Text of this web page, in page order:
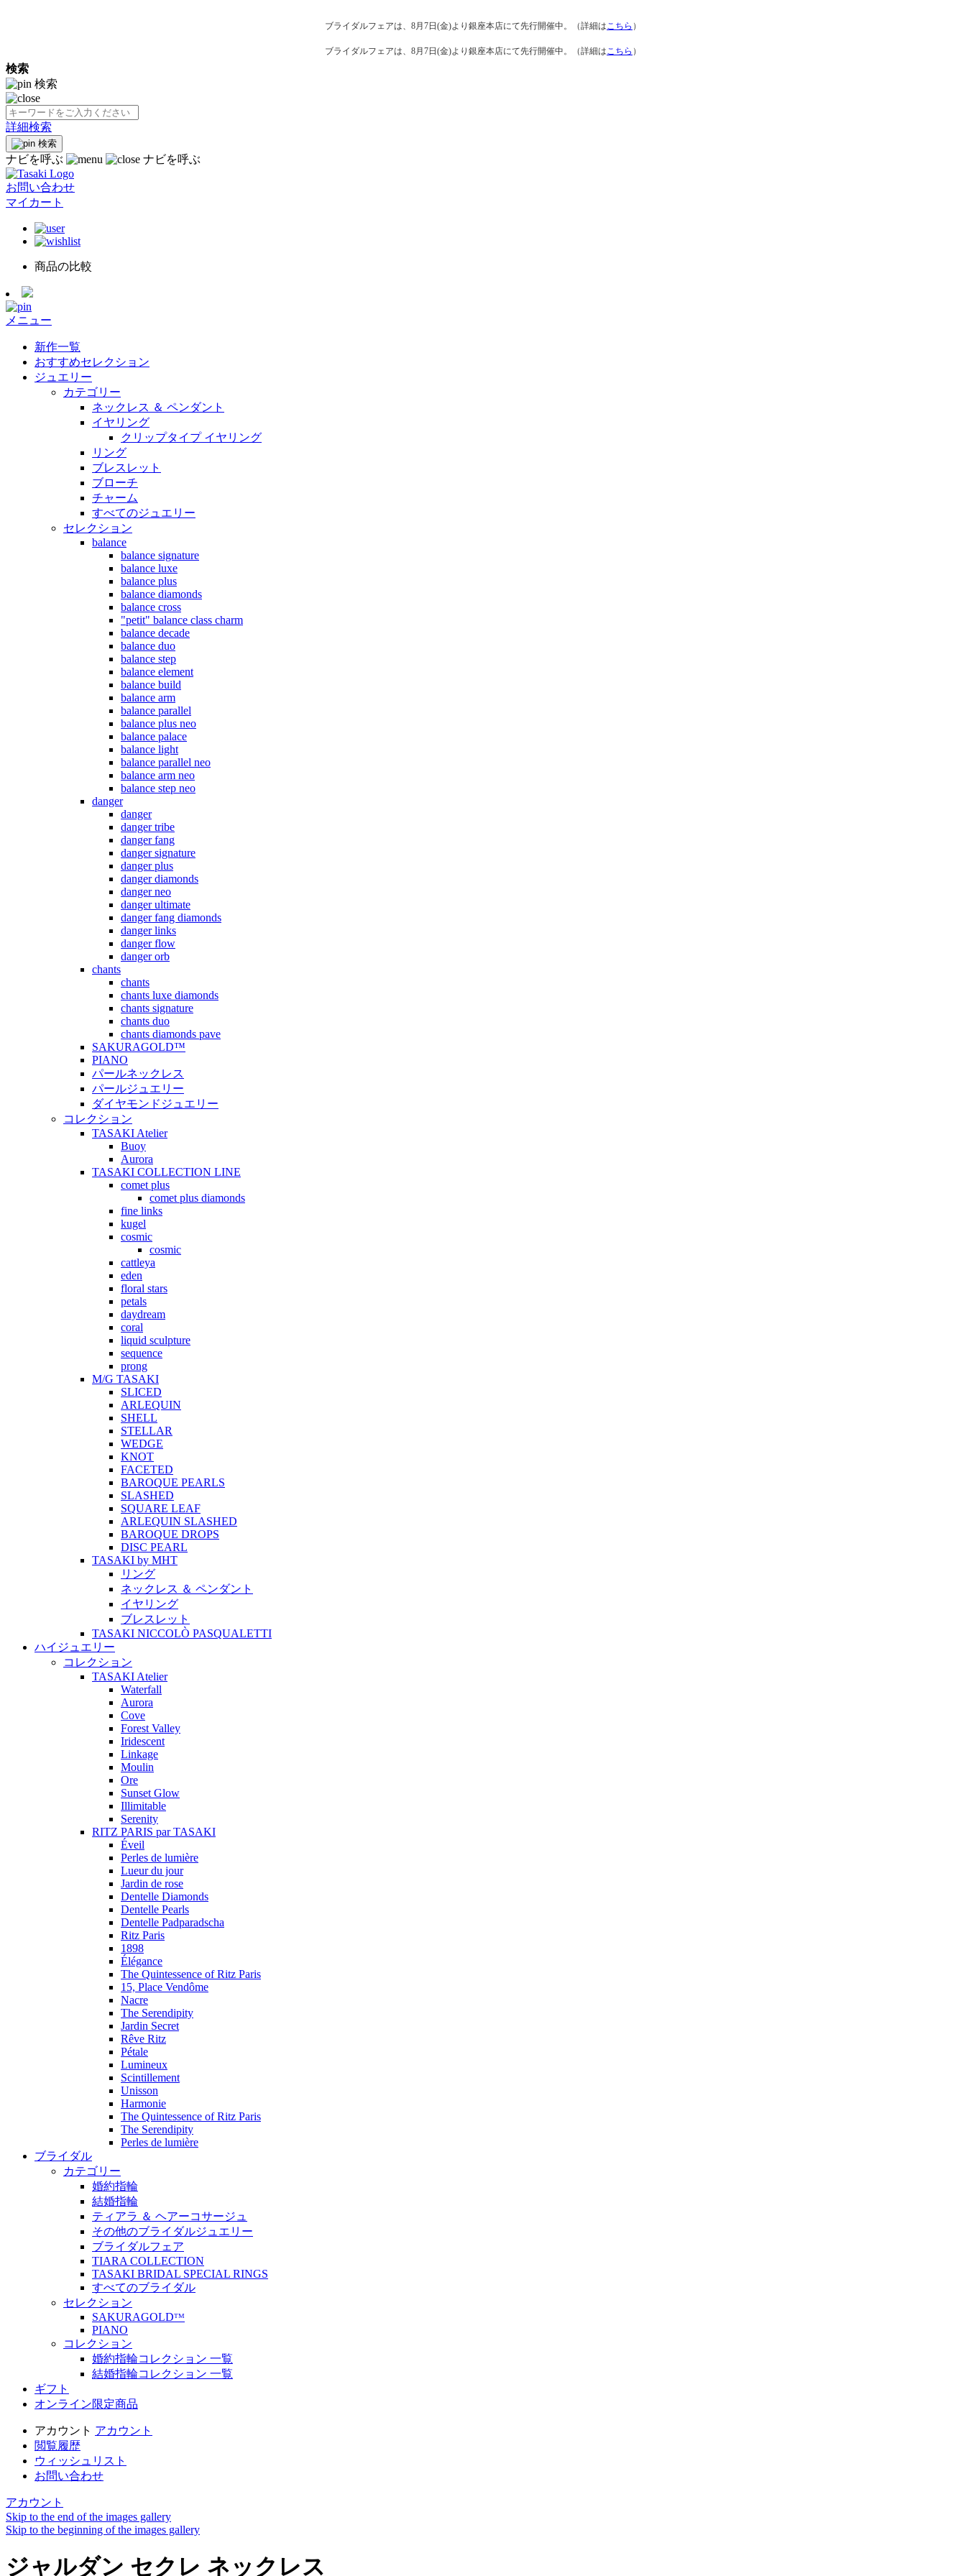
ブライダルフェアは、8月7日(金)より銀座本店にて先行開催中。（詳細はこちら ）
ブライダルフェアは、8月7日(金)より銀座本店にて先行開催中。（詳細はこちら ）
検索
検索
詳細検索
検索
ナビを呼ぶ ナビを呼ぶ
お問い合わせ
マイカート
商品の比較
メニュー
新作一覧
おすすめセレクション
ジュエリー
カテゴリー
ネックレス ＆ ペンダント
イヤリング
クリップタイプ イヤリング
リング
ブレスレット
ブローチ
チャーム
すべてのジュエリー
セレクション
balance
balance signature
balance luxe
balance plus
balance diamonds
balance cross
"petit" balance class charm
balance decade
balance duo
balance step
balance element
balance build
balance arm
balance parallel
balance plus neo
balance palace
balance light
balance parallel neo
balance arm neo
balance step neo
danger
danger
danger tribe
danger fang
danger signature
danger plus
danger diamonds
danger neo
danger ultimate
danger fang diamonds
danger links
danger flow
danger orb
chants
chants
chants luxe diamonds
chants signature
chants duo
chants diamonds pave
SAKURAGOLD™
PIANO
パールネックレス
パールジュエリー
ダイヤモンドジュエリー
コレクション
TASAKI Atelier
Buoy
Aurora
TASAKI COLLECTION LINE
comet plus
comet plus diamonds
fine links
kugel
cosmic
cosmic
cattleya
eden
floral stars
petals
daydream
coral
liquid sculpture
sequence
prong
M/G TASAKI
SLICED
ARLEQUIN
SHELL
STELLAR
WEDGE
KNOT
FACETED
BAROQUE PEARLS
SLASHED
SQUARE LEAF
ARLEQUIN SLASHED
BAROQUE DROPS
DISC PEARL
TASAKI by MHT
リング
ネックレス ＆ ペンダント
イヤリング
ブレスレット
TASAKI NICCOLÒ PASQUALETTI
ハイジュエリー
コレクション
TASAKI Atelier
Waterfall
Aurora
Cove
Forest Valley
Iridescent
Linkage
Moulin
Ore
Sunset Glow
Illimitable
Serenity
RITZ PARIS par TASAKI
Éveil
Perles de lumière
Lueur du jour
Jardin de rose
Dentelle Diamonds
Dentelle Pearls
Dentelle Padparadscha
Ritz Paris
1898
Élégance
The Quintessence of Ritz Paris
15, Place Vendôme
Nacre
The Serendipity
Jardin Secret
Rêve Ritz
Pétale
Lumineux
Scintillement
Unisson
Harmonie
The Quintessence of Ritz Paris
The Serendipity
Perles de lumière
ブライダル
カテゴリー
婚約指輪
結婚指輪
ティアラ ＆ ヘアーコサージュ
その他のブライダルジュエリー
ブライダルフェア
TIARA COLLECTION
TASAKI BRIDAL SPECIAL RINGS
すべてのブライダル
セレクション
SAKURAGOLDᵀᴹ
PIANO
コレクション
婚約指輪コレクション 一覧
結婚指輪コレクション 一覧
ギフト
オンライン限定商品
アカウント アカウント
閲覧履歴
ウィッシュリスト
お問い合わせ
アカウント
Skip to the end of the images gallery
Skip to the beginning of the images gallery
ジャルダン セクレ ネックレス